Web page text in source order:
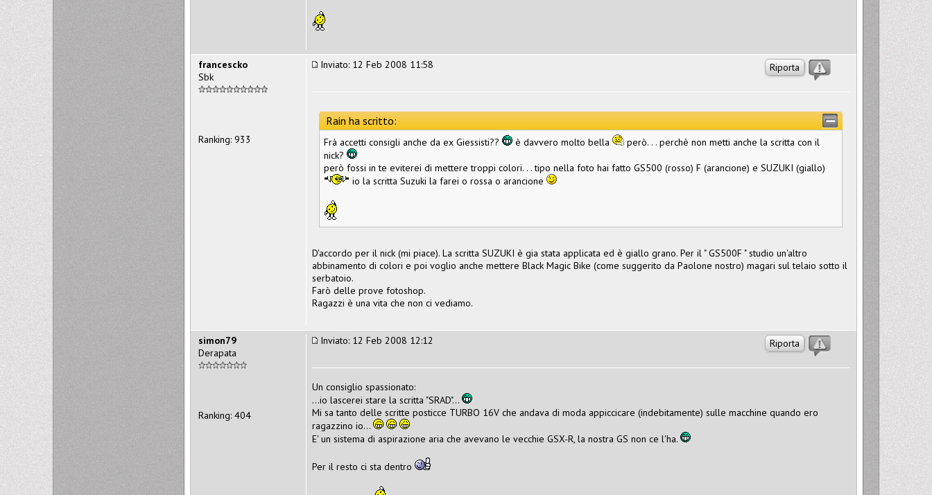
Riporta
Inviato: 12 Feb 2008 11:58
Rain ha scritto:
Frà accetti consigli anche da ex Giessisti?? è davvero molto bella
però. . . perchè non metti anche la scritta con il
nick?
però fossi in te eviterei di mettere troppi colori. . . tipo nella foto hai fatto GS500 (rosso) F (arancione) e SUZUKI (giallo)
io la scritta Suzuki la farei o rossa o arancione
D'accordo per il nick (mi piace). La scritta SUZUKI è gia stata applicata ed è giallo grano. Per il " GS500F " studio un'altro
abbinamento di colori e poi voglio anche mettere Black Magic Bike (come suggerito da Paolone nostro) magari sul telaio sotto il
serbatoio.
Farò delle prove fotoshop.
Ragazzi è una vita che non ci vediamo.
francescko
Sbk
Ranking: 933
Riporta
Inviato: 12 Feb 2008 12:12
Un consiglio spassionato:
...io lascerei stare la scritta "SRAD"...
Mi sa tanto delle scritte posticce TURBO 16V che andava di moda appiccicare (indebitamente) sulle macchine quando ero
ragazzino io...
E' un sistema di aspirazione aria che avevano le vecchie GSX-R, la nostra GS non ce l'ha.
Per il resto ci sta dentro
simon79
Derapata
Ranking: 404